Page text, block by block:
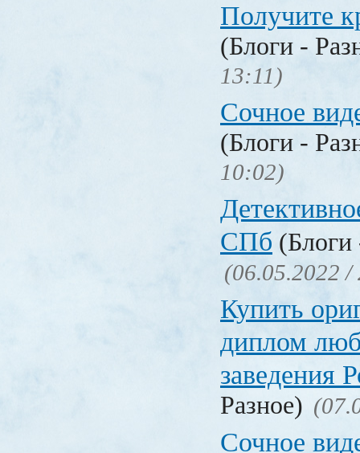
Получите
(Блоги -
13:11)
Сочное
(Блоги -
10:02)
СПб (Блоги
(06.05.2022 /
Купить
диплом
заведения
Разное)
Сочное